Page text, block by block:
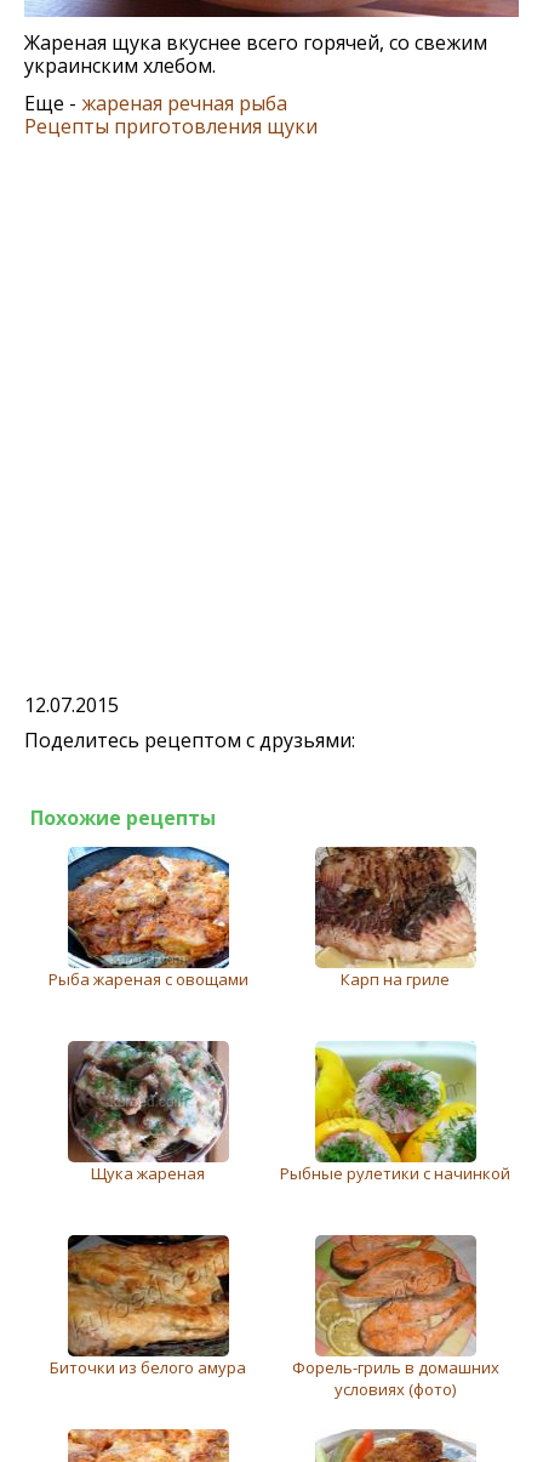
Жареная щука вкуснее всего горячей, со свежим
украинским хлебом.
Еще - жареная речная рыба
Рецепты приготовления щуки
12.07.2015
Поделитесь рецептом с друзьями:
Похожие рецепты
Рыба жареная с овощами Карп на гриле
Щука жареная Рыбныe рулeтики с начинкой
Биточки из белого амура
Форель-гриль в домашних
условиях (фото)